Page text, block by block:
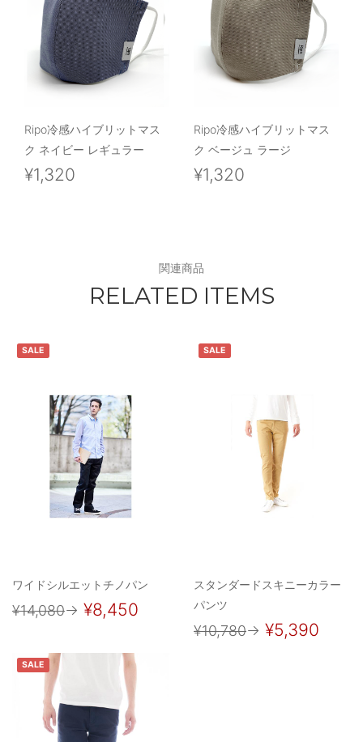
Ripo冷感ハイブリットマス
ク ネイビー レギュラー
¥1,320
Ripo冷感ハイブリットマス
ク ベージュ ラージ
¥1,320
関連商品
RELATED ITEMS
SALE
ワイドシルエットチノパン
¥14,080→ ¥8,450
SALE
スタンダードスキニーカラー
パンツ
¥10,780→ ¥5,390
SALE